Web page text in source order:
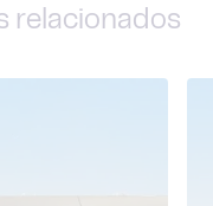
relacionados